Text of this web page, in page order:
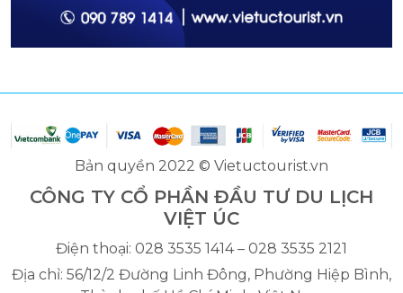
Bản quyền 2022 © Vietuctourist.vn
CÔNG TY CỔ PHẦN ĐẦU TƯ DU LỊCH
VIỆT ÚC
Điện thoại: 028 3535 1414 – 028 3535 2121
Địa chỉ: 56/12/2 Đường Linh Đông, Phường Hiệp Bình,